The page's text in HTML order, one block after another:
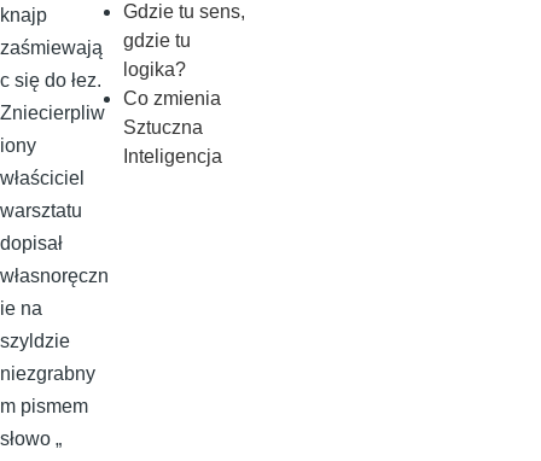
knajp
zaśmiewają
c się do łez.
Zniecierpliw
iony
właściciel
warsztatu
dopisał
własnoręczn
ie na
szyldzie
niezgrabny
m pismem
słowo „
Gdzie tu sens,
gdzie tu
logika?
Co zmienia
Sztuczna
Inteligencja